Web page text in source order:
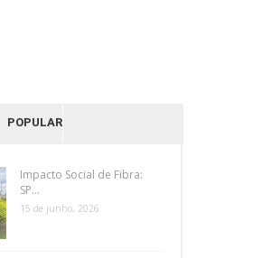
POPULAR
Impacto Social de Fibra:
SP...
15 de junho, 2026